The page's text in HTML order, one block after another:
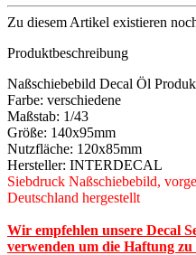
Zu diesem Artikel existieren
Produktbeschreibung
Naßschiebebild Decal Öl
Farbe: verschiedene
Maßstab: 1/43
Größe: 140x95mm
Nutzfläche: 120x85mm
Hersteller: INTERDECAL
Siebdruck Naßschiebebild,
Deutschland hergestellt
Wir empfehlen unsere Decal
verwenden um die Haftung